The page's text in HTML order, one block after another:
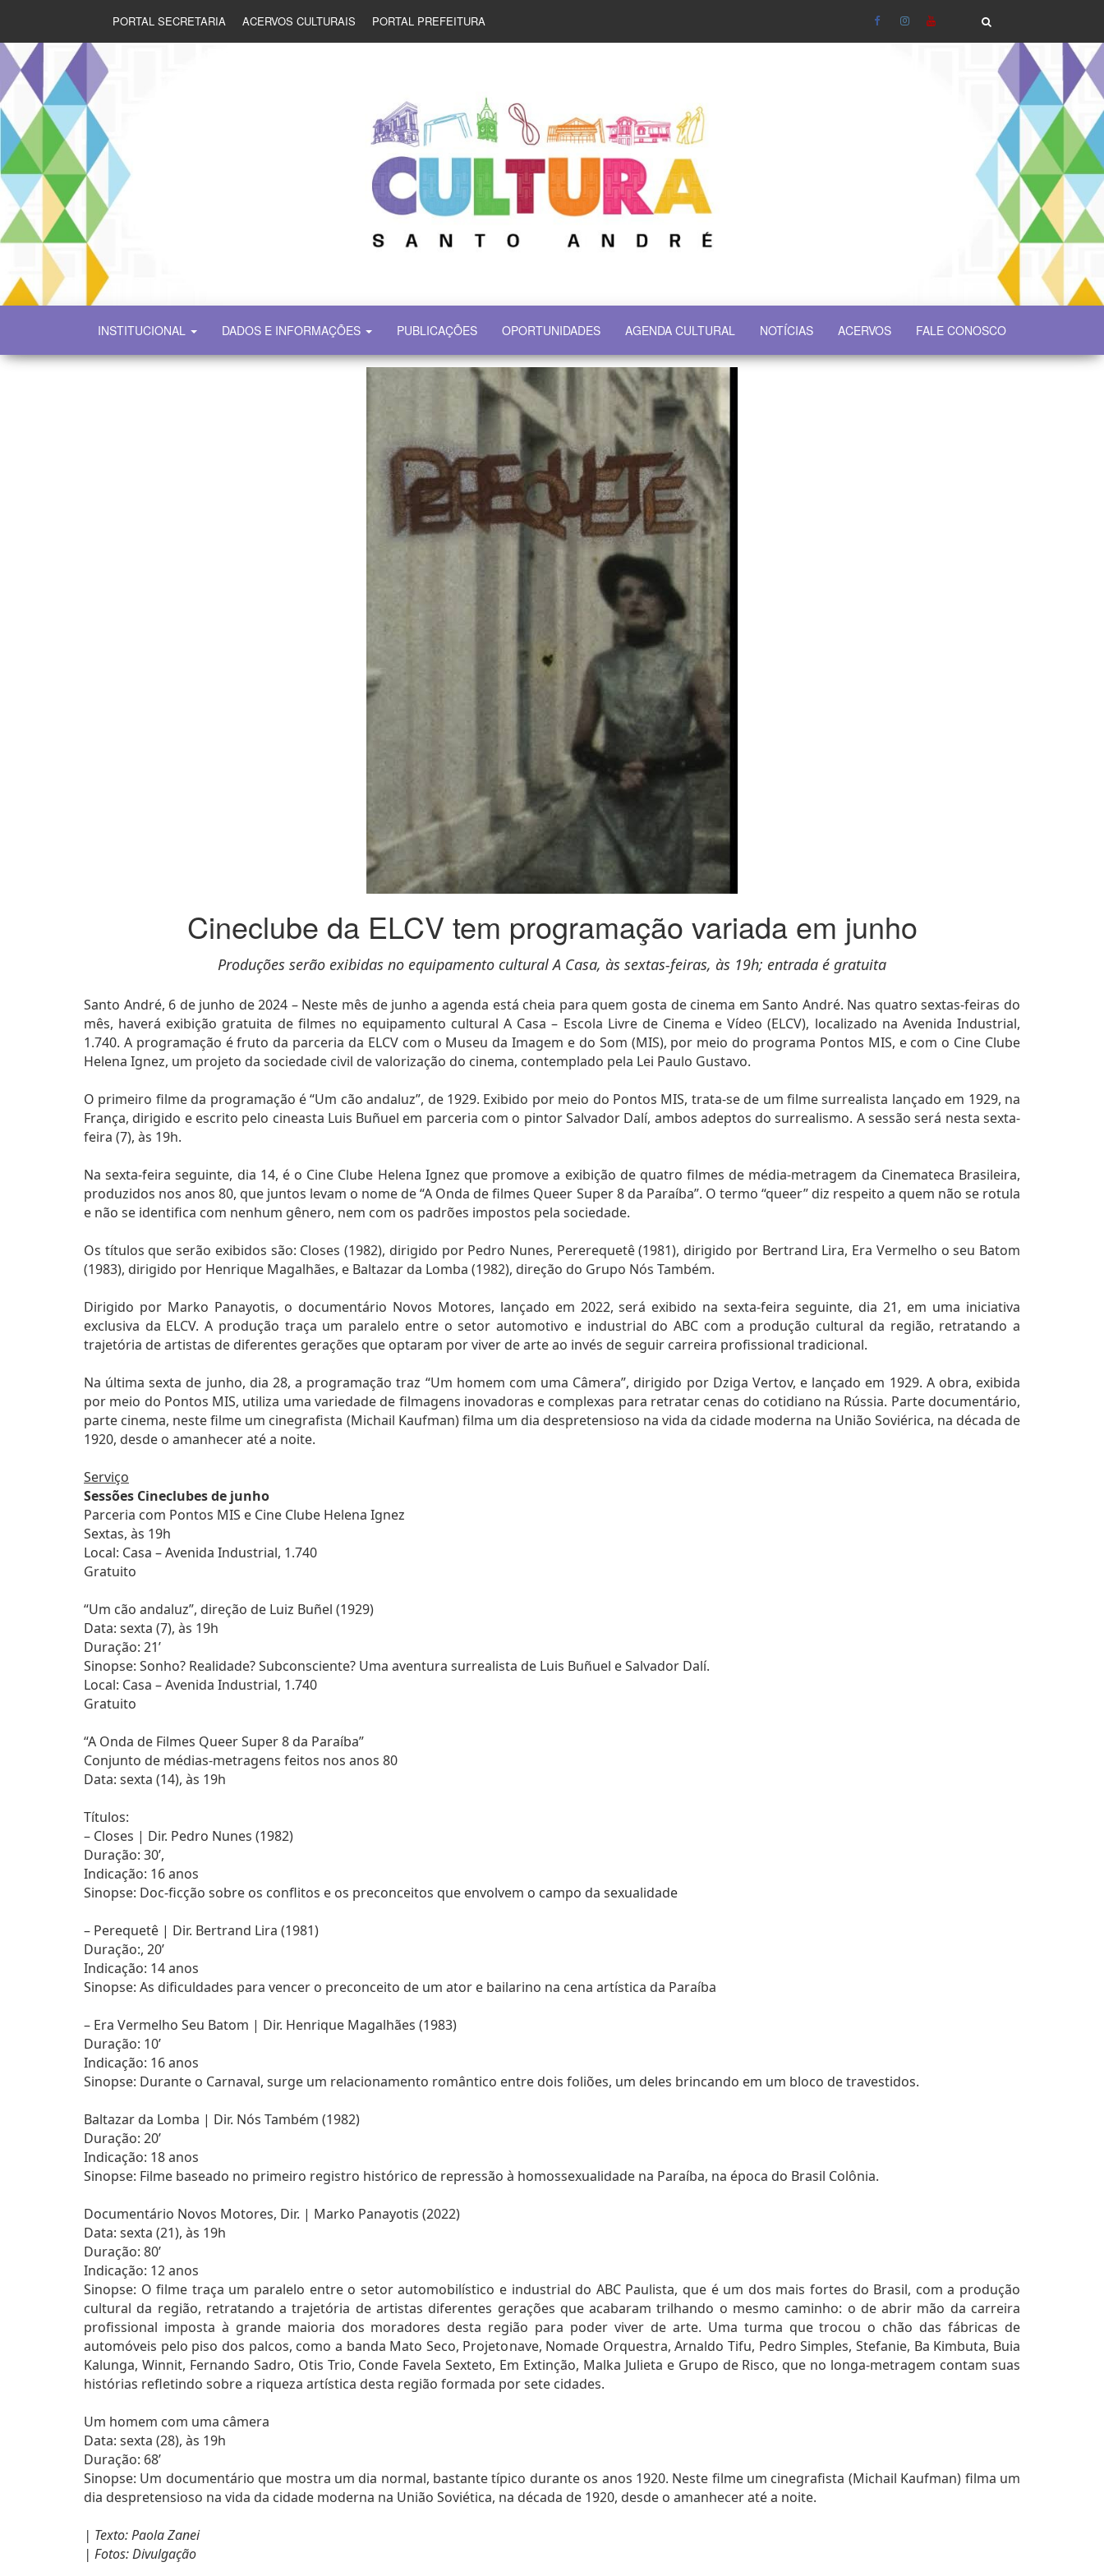
PORTAL SECRETARIA ACERVOS CULTURAIS PORTAL PREFEITURA
SECULT
INSTITUCIONAL DADOS E INFORMAÇÕES PUBLICAÇÕES OPORTUNIDADES AGENDA CULTURAL NOTÍCIAS ACERVOS FALE CONOSCO
Cineclube da ELCV tem programação variada em junho
Produções serão exibidas no equipamento cultural A Casa, às sextas-feiras, às 19h; entrada é gratuita
Santo André, 6 de junho de 2024 – Neste mês de junho a agenda está cheia para quem gosta de cinema em Santo André. Nas quatro sextas-feiras do
mês, haverá exibição gratuita de filmes no equipamento cultural A Casa – Escola Livre de Cinema e Vídeo (ELCV), localizado na Avenida Industrial,
1.740. A programação é fruto da parceria da ELCV com o Museu da Imagem e do Som (MIS), por meio do programa Pontos MIS, e com o Cine Clube
Helena Ignez, um projeto da sociedade civil de valorização do cinema, contemplado pela Lei Paulo Gustavo.
O primeiro filme da programação é “Um cão andaluz”, de 1929. Exibido por meio do Pontos MIS, trata-se de um filme surrealista lançado em 1929, na
França, dirigido e escrito pelo cineasta Luis Buñuel em parceria com o pintor Salvador Dalí, ambos adeptos do surrealismo. A sessão será nesta sexta-
feira (7), às 19h.
Na sexta-feira seguinte, dia 14, é o Cine Clube Helena Ignez que promove a exibição de quatro filmes de média-metragem da Cinemateca Brasileira,
produzidos nos anos 80, que juntos levam o nome de “A Onda de filmes Queer Super 8 da Paraíba”. O termo “queer” diz respeito a quem não se rotula
e não se identifica com nenhum gênero, nem com os padrões impostos pela sociedade.
Os títulos que serão exibidos são: Closes (1982), dirigido por Pedro Nunes, Pererequetê (1981), dirigido por Bertrand Lira, Era Vermelho o seu Batom
(1983), dirigido por Henrique Magalhães, e Baltazar da Lomba (1982), direção do Grupo Nós Também.
Dirigido por Marko Panayotis, o documentário Novos Motores, lançado em 2022, será exibido na sexta-feira seguinte, dia 21, em uma iniciativa
exclusiva da ELCV. A produção traça um paralelo entre o setor automotivo e industrial do ABC com a produção cultural da região, retratando a
trajetória de artistas de diferentes gerações que optaram por viver de arte ao invés de seguir carreira profissional tradicional.
Na última sexta de junho, dia 28, a programação traz “Um homem com uma Câmera”, dirigido por Dziga Vertov, e lançado em 1929. A obra, exibida
por meio do Pontos MIS, utiliza uma variedade de filmagens inovadoras e complexas para retratar cenas do cotidiano na Rússia. Parte documentário,
parte cinema, neste filme um cinegrafista (Michail Kaufman) filma um dia despretensioso na vida da cidade moderna na União Soviérica, na década de
1920, desde o amanhecer até a noite.
Serviço
Sessões Cineclubes de junho
Parceria com Pontos MIS e Cine Clube Helena Ignez
Sextas, às 19h
Local: Casa – Avenida Industrial, 1.740
Gratuito
“Um cão andaluz”, direção de Luiz Buñel (1929)
Data: sexta (7), às 19h
Duração: 21’
Sinopse: Sonho? Realidade? Subconsciente? Uma aventura surrealista de Luis Buñuel e Salvador Dalí.
Local: Casa – Avenida Industrial, 1.740
Gratuito
“A Onda de Filmes Queer Super 8 da Paraíba”
Conjunto de médias-metragens feitos nos anos 80
Data: sexta (14), às 19h
Títulos:
– Closes | Dir. Pedro Nunes (1982)
Duração: 30’,
Indicação: 16 anos
Sinopse: Doc-ficção sobre os conflitos e os preconceitos que envolvem o campo da sexualidade
– Perequetê | Dir. Bertrand Lira (1981)
Duração:, 20’
Indicação: 14 anos
Sinopse: As dificuldades para vencer o preconceito de um ator e bailarino na cena artística da Paraíba
– Era Vermelho Seu Batom | Dir. Henrique Magalhães (1983)
Duração: 10’
Indicação: 16 anos
Sinopse: Durante o Carnaval, surge um relacionamento romântico entre dois foliões, um deles brincando em um bloco de travestidos.
Baltazar da Lomba | Dir. Nós Também (1982)
Duração: 20’
Indicação: 18 anos
Sinopse: Filme baseado no primeiro registro histórico de repressão à homossexualidade na Paraíba, na época do Brasil Colônia.
Documentário Novos Motores, Dir. | Marko Panayotis (2022)
Data: sexta (21), às 19h
Duração: 80’
Indicação: 12 anos
Sinopse: O filme traça um paralelo entre o setor automobilístico e industrial do ABC Paulista, que é um dos mais fortes do Brasil, com a produção
cultural da região, retratando a trajetória de artistas diferentes gerações que acabaram trilhando o mesmo caminho: o de abrir mão da carreira
profissional imposta à grande maioria dos moradores desta região para poder viver de arte. Uma turma que trocou o chão das fábricas de
automóveis pelo piso dos palcos, como a banda Mato Seco, Projetonave, Nomade Orquestra, Arnaldo Tifu, Pedro Simples, Stefanie, Ba Kimbuta, Buia
Kalunga, Winnit, Fernando Sadro, Otis Trio, Conde Favela Sexteto, Em Extinção, Malka Julieta e Grupo de Risco, que no longa-metragem contam suas
histórias refletindo sobre a riqueza artística desta região formada por sete cidades.
Um homem com uma câmera
Data: sexta (28), às 19h
Duração: 68’
Sinopse: Um documentário que mostra um dia normal, bastante típico durante os anos 1920. Neste filme um cinegrafista (Michail Kaufman) filma um
dia despretensioso na vida da cidade moderna na União Soviética, na década de 1920, desde o amanhecer até a noite.
| Texto: Paola Zanei
| Fotos: Divulgação